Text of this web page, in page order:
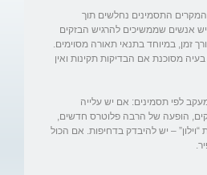
התסמינים נחלשים תוך
אנשים שממשיכים להרגיש הבזקים
זמן, במיוחד בתנאי תאורה מסוימים.
מסוכנת אם הבדיקות תקינות ואין
לפי תסמינים: אם יש עלייה
הופעה של הרבה פלוטרס חדשים,
“וילון” – יש להיבדק בדחיפות. אם הכול